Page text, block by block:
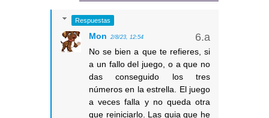
Respuestas
Mon 2/8/23, 12:54
No se bien a que te refieres, si
a un fallo del juego, o a que no
das conseguido los tres
números en la estrella. El juego
a veces falla y no queda otra
que reiniciarlo. Las guia que he